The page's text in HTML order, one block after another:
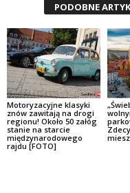
PODOBNE
Motoryzacyjne klasyki
znów zawitają na drogi
regionu! Około 50 załóg
stanie na starcie
międzynarodowego
rajdu [FOTO]